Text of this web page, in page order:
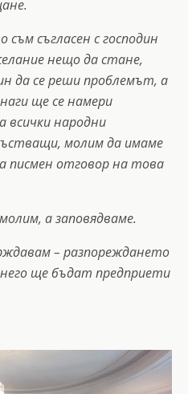
съм съгласен с господин
нещо да стане,
да се реши проблемът, а
ще се намери
народни
молим да имаме
писмен отговор на това
а заповядваме.
– разпореждането
ще бъдат предприети